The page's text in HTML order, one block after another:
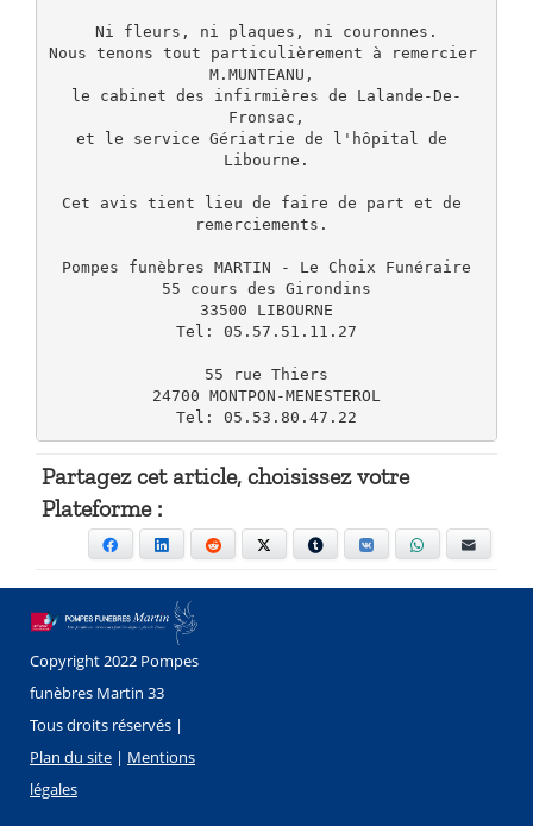
Ni fleurs, ni plaques, ni couronnes.
Nous tenons tout particulièrement à remercier
M.MUNTEANU,
le cabinet des infirmières de Lalande-De-
Fronsac,
et le service Gériatrie de l'hôpital de
Libourne.
Cet avis tient lieu de faire de part et de
remerciements.
Pompes funèbres MARTIN - Le Choix Funéraire
55 cours des Girondins
33500 LIBOURNE
Tel: 05.57.51.11.27
55 rue Thiers
24700 MONTPON-MENESTEROL
Tel: 05.53.80.47.22
Partagez cet article, choisissez votre
Plateforme :
Facebook LinkedIn Reddit Tumblr VKontakteWhatsApp
Copyright 2022 Pompes
funèbres Martin 33
Tous droits réservés |
Plan du site | Mentions
légales